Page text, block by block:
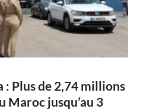
Plus de 2,74 millions
Maroc jusqu’au 3